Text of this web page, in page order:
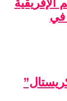
الإفريقية
في